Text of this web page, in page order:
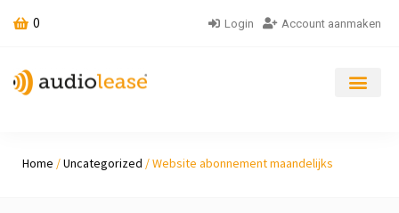
0 Login Account aanmaken
Home /Uncategorized / Website abonnement maandelijks